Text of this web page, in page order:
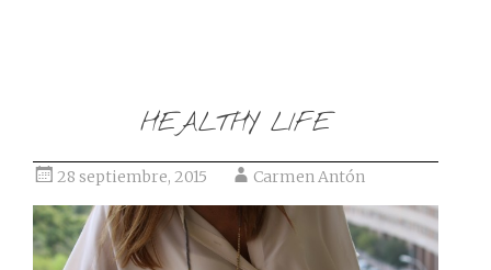
HEALTHY LIFE
28 septiembre, 2015 Carmen Antón